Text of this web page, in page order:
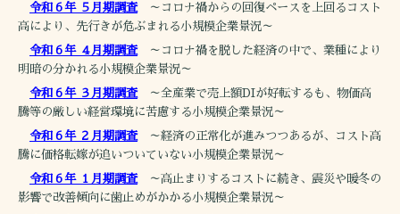
令和６年 ５月期調査～コロナ禍からの回復ペースを上回るコスト
高により、先行きが危ぶまれる小規模企業景況～
令和６年 ４月期調査～コロナ禍を脱した経済の中で、業種により
明暗の分かれる小規模企業景況～
令和６年 ３月期調査～全産業で売上額DIが好転するも、物価高
騰等の厳しい経営環境に苦慮する小規模企業景況～
令和６年 ２月期調査～経済の正常化が進みつつあるが、コスト高
騰に価格転嫁が追いついていない小規模企業景況～
令和６年 １月期調査～高止まりするコストに続き、震災や暖冬の
影響で改善傾向に歯止めがかかる小規模企業景況～